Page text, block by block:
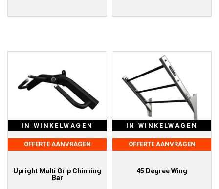
IN WINKELWAGEN
OFFERTE AANVRAGEN
Upright Multi Grip Chinning
Bar
IN WINKELWAGEN
OFFERTE AANVRAGEN
45 Degree Wing